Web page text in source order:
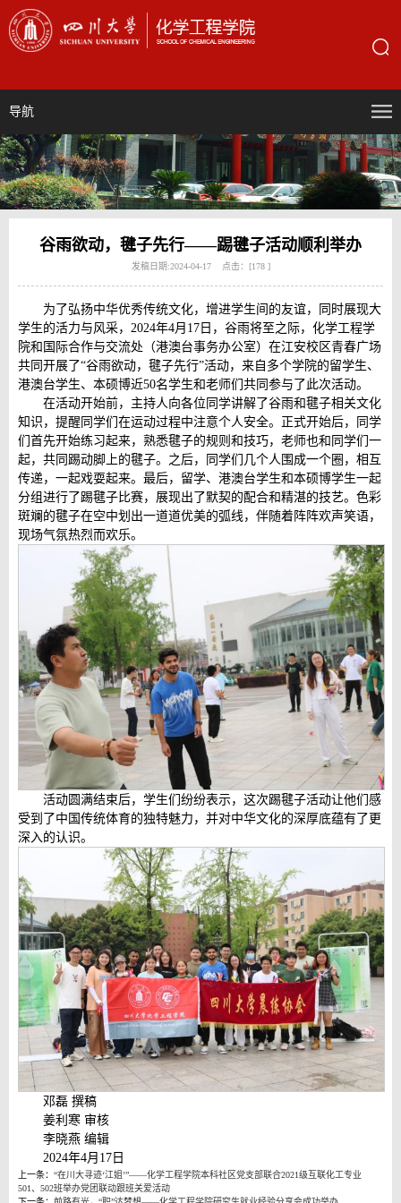
导航
谷雨欲动，毽子先行——踢毽子活动顺利举办
发稿日期:2024-04-17 点击：[178 ]
为了弘扬中华优秀传统文化，增进学生间的友谊，同时展现大
学生的活力与风采，2024年4月17日，谷雨将至之际，化学工程学
院和国际合作与交流处（港澳台事务办公室）在江安校区青春广场
共同开展了“谷雨欲动，毽子先行”活动，来自多个学院的留学生、
港澳台学生、本硕博近50名学生和老师们共同参与了此次活动。
在活动开始前，主持人向各位同学讲解了谷雨和毽子相关文化
知识，提醒同学们在运动过程中注意个人安全。正式开始后，同学
们首先开始练习起来，熟悉毽子的规则和技巧，老师也和同学们一
起，共同踢动脚上的毽子。之后，同学们几个人围成一个圈，相互
传递，一起戏耍起来。最后，留学、港澳台学生和本硕博学生一起
分组进行了踢毽子比赛，展现出了默契的配合和精湛的技艺。色彩
斑斓的毽子在空中划出一道道优美的弧线，伴随着阵阵欢声笑语，
现场气氛热烈而欢乐。
活动圆满结束后，学生们纷纷表示，这次踢毽子活动让他们感
受到了中国传统体育的独特魅力，并对中华文化的深厚底蕴有了更
深入的认识。
邓磊 撰稿
姜利寒 审核
李晓燕 编辑
2024年4月17日
上一条： “在川大寻迹‘江姐’”——化学工程学院本科社区党支部联合2021级互联化工专业
501、502班举办党团联动跟班关爱活动